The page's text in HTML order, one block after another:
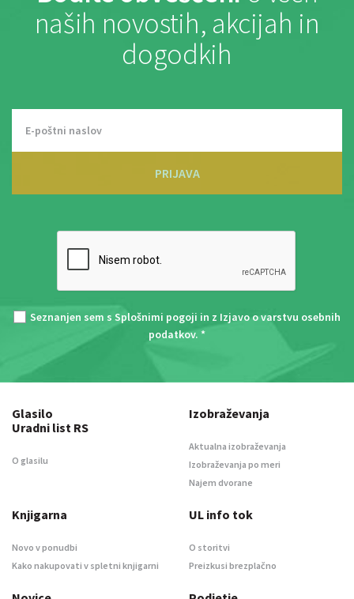
naših novostih, akcijah in
dogodkih
PRIJAVA
Seznanjen sem s Splošnimi pogoji in z Izjavo o varstvu osebnih
podatkov. *
Glasilo
Uradni list RS
O glasilu
Izobraževanja
Aktualna izobraževanja
Izobraževanja po meri
Najem dvorane
Knjigarna
Novo v ponudbi
Kako nakupovati v spletni knjigarni
UL info tok
O storitvi
Preizkusi brezplačno